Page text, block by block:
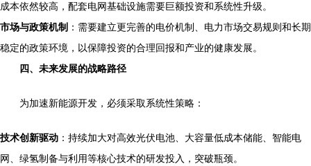
成本依然较高，配套电网基础设施需要巨额投资和系统性升级。
市场与政策机制 ：需要建立更完善的电价机制、电力市场交易规则和长期
稳定的政策环境，以保障投资的合理回报和产业的健康发展。
四、未来发展的战略路径
为加速新能源开发，必须采取系统性策略：
技术创新驱动 ：持续加大对高效光伏电池、大容量低成本储能、智能电
网、绿氢制备与利用等核心技术的研发投入，突破瓶颈。